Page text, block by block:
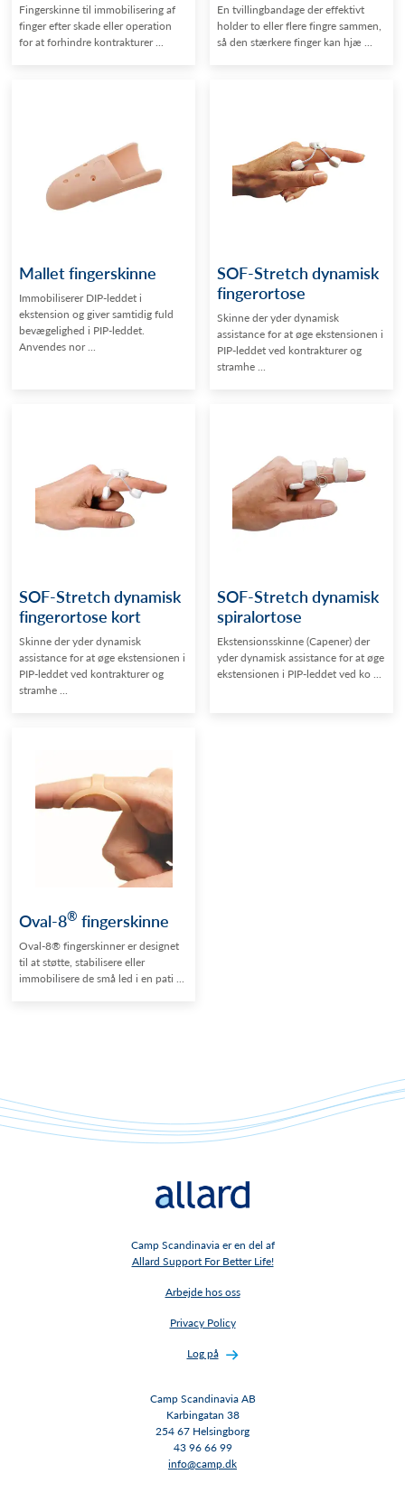
Fingerskinne til immobilisering af
finger efter skade eller operation
for at forhindre kontrakturer ...
En tvillingbandage der effektivt
holder to eller flere fingre sammen,
så den stærkere finger kan hjæ ...
Mallet fingerskinne
Immobiliserer DIP-leddet i
ekstension og giver samtidig fuld
bevægelighed i PIP-leddet.
Anvendes nor ...
SOF-Stretch dynamisk
fingerortose
Skinne der yder dynamisk
assistance for at øge ekstensionen i
PIP-leddet ved kontrakturer og
stramhe ...
SOF-Stretch dynamisk
fingerortose kort
Skinne der yder dynamisk
assistance for at øge ekstensionen i
PIP-leddet ved kontrakturer og
stramhe ...
SOF-Stretch dynamisk
spiralortose
Ekstensionsskinne (Capener) der
yder dynamisk assistance for at øge
ekstensionen i PIP-leddet ved ko ...
Oval-8® fingerskinne
Oval-8® fingerskinner er designet
til at støtte, stabilisere eller
immobilisere de små led i en pati ...
Camp Scandinavia er en del af
Allard Support For Better Life!
Arbejde hos oss
Privacy Policy
Log på
Camp Scandinavia AB
Karbingatan 38
254 67 Helsingborg
43 96 66 99
info@camp.dk